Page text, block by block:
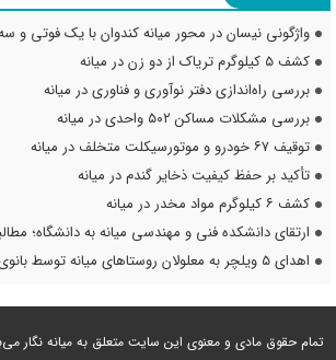
واژگونی نیسان در محور میانه کندوان با یک فوتی و
کشف ۵ کیلوگرم تریاک از دو زن در میانه
بررسی راه‌اندازی دفتر نوآوری و فناوری در میانه
بررسی مشکلات مساکن ۵۰۲ واحدی در میانه
توقیف ۶۷ خودرو و موتورسیکلت متخلف در میانه
تأکید بر حفظ کیفیت ذخایر گندم در میانه
کشف ۶ کیلوگرم مواد مخدر در میانه
ارتقای دانشکده فنی و مهندسی میانه به دانشگاه؛
اهدای ۵ ویلچر به معلولان روستاهای میانه توسط بانوی نیکوکار
تمام حقوق مادی و معنوی این سایت متعلق به میانه نگار